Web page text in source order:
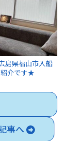
島県福山市入船
紹介です★
事へ